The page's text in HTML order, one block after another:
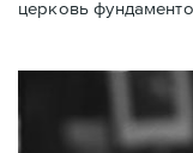
церковь